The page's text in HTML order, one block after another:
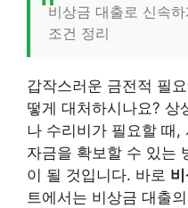
비상금 대출로 신속
조건 정리
갑작스러운 금전적 필
떻게 대처하시나요? 상
나 수리비가 필요할 때,
자금을 확보할 수 있는
이 될 것입니다. 바로
트에서는 비상금 대출